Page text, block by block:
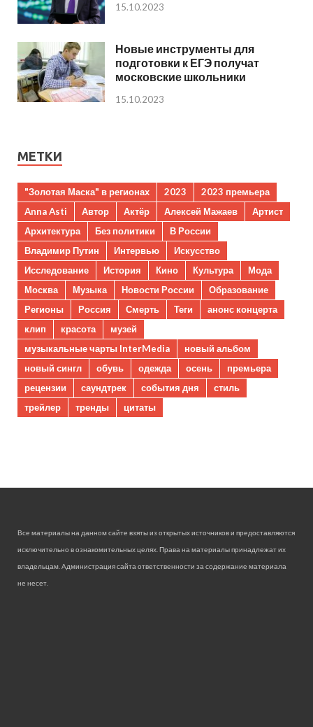
15.10.2023
Новые инструменты для
подготовки к ЕГЭ получат
московские школьники
15.10.2023
МЕТКИ
"Золотая Маска" в регионах 2023
2023 премьера
Anna Asti
Автор Актёр Алексей Мажаев
Артист
Архитектура
Без политики
В России
Владимир Путин
Интервью
Искусство
Исследование
История Кино Культура
Мода
Москва
Музыка Новости России
Образование
Регионы
Россия Смерть Теги
анонс концерта
клип
красота
музей
музыкальные чарты InterMedia
новый альбом
новый сингл
обувь одежда осень
премьера
рецензии
саундтрек события дня
стиль
трейлер
тренды цитаты
Все материалы на данном сайте взяты из открытых источников и предоставляются
исключительно в ознакомительных целях. Права на материалы принадлежат их
владельцам. Администрация сайта ответственности за содержание материала
не несет.